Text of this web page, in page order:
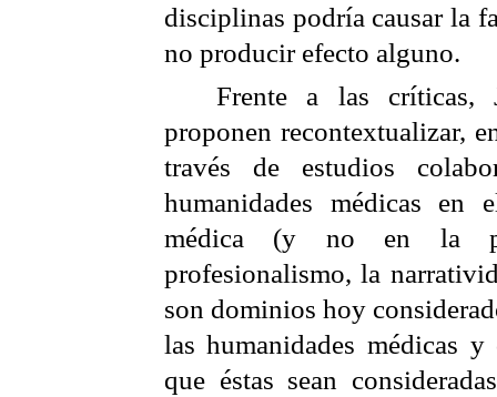
disciplinas podría causar la
no producir efecto alguno.
Frente a las críticas,
proponen recontextualizar,
través de estudios
humanidades médicas
médica (y no en la
profesionalismo, la
son dominios hoy
las humanidades médicas
que éstas sean